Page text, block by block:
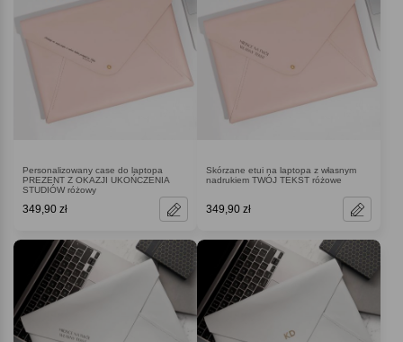
Personalizowany case do laptopa
PREZENT Z OKAZJI UKOŃCZENIA
STUDIÓW różowy
349,90 zł
Skórzane etui na laptopa z własnym
nadrukiem TWÓJ TEKST różowe
349,90 zł